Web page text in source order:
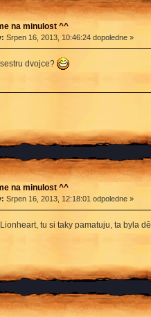
na minulost ^^
Srpen 16, 2013, 10:46:24 dopoledne »
dvojce?
na minulost ^^
Srpen 16, 2013, 12:18:01 odpoledne »
tu si taky pamatuju, ta byla